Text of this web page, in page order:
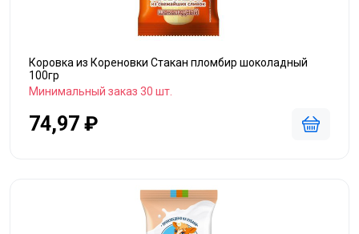
Коровка из Кореновки Стакан пломбир шоколадный
100гр
Минимальный заказ 30 шт.
74,97 ₽